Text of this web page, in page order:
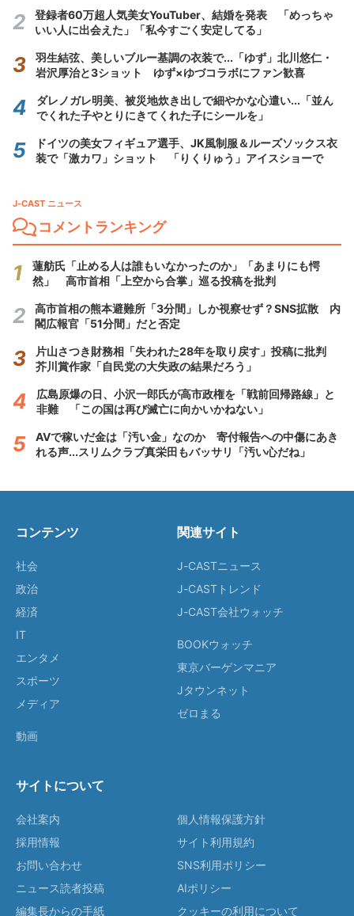
登録者60万超人気美女YouTuber、結婚を発表 「めっちゃ
いい人に出会えた」「私今すごく安定してる」
羽生結弦、美しいブルー基調の衣装で...「ゆず」北川悠仁・
岩沢厚治と3ショット ゆず×ゆづコラボにファン歓喜
ダレノガレ明美、被災地炊き出しで細やかな心遣い...「並ん
でくれた子やとりにきてくれた子にシールを」
ドイツの美女フィギュア選手、JK風制服＆ルーズソックス衣
装で「激カワ」ショット 「りくりゅう」アイスショーで
J-CAST ニュース
コメントランキング
蓮舫氏「止める人は誰もいなかったのか」「あまりにも愕
然」 高市首相「上空から合掌」巡る投稿を批判
高市首相の熊本避難所「3分間」しか視察せず？SNS拡散 内
閣広報官「51分間」だと否定
片山さつき財務相「失われた28年を取り戻す」投稿に批判
芥川賞作家「自民党の大失政の結果だろう」
広島原爆の日、小沢一郎氏が高市政権を「戦前回帰路線」と
非難 「この国は再び滅亡に向かいかねない」
AVで稼いだ金は「汚い金」なのか 寄付報告への中傷にあき
れる声...スリムクラブ真栄田もバッサリ「汚い心だね」
コンテンツ
社会
政治
経済
IT
エンタメ
スポーツ
メディア
動画
関連サイト
J-CASTニュース
J-CASTトレンド
J-CAST会社ウォッチ
BOOKウォッチ
東京バーゲンマニア
Jタウンネット
ゼロまる
サイトについて
会社案内
採用情報
お問い合わせ
ニュース読者投稿
編集長からの手紙
個人情報保護方針
サイト利用規約
SNS利用ポリシー
AIポリシー
クッキーの利用について